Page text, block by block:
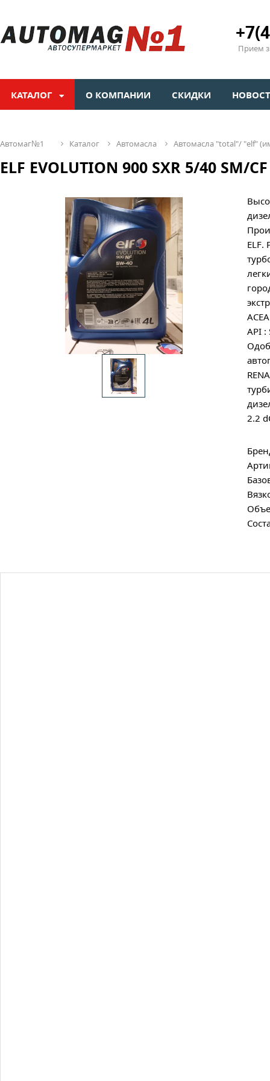
Прием
КАТАЛОГ О КОМПАНИИ СКИДКИ
автомаг№1 каталог автомасла автомасла "total"/ "elf"
ELF EVOLUTION 900 SXR 5/40
ELF.
API :
2.2